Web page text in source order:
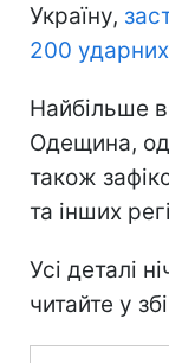
Україну,
200
Найбільше
Одещина,
також
та інших
Усі деталі
читайте у